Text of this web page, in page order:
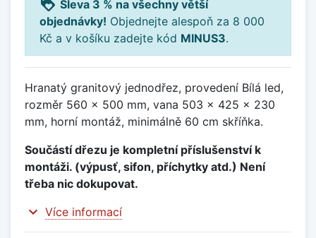
loyalty Sleva 3 % na všechny větší
objednávky! Objednejte alespoň za 8 000
Kč a v košíku zadejte kód MINUS3.
Hranatý granitový jednodřez, provedení Bílá led,
rozměr 560 x 500 mm, vana 503 x 425 x 230
mm, horní montáž, minimálně 60 cm skříňka.
Součástí dřezu je kompletní příslušenství k
montáži. (výpusť, sifon, příchytky atd.) Není
třeba nic dokupovat.
expand_more Více informací